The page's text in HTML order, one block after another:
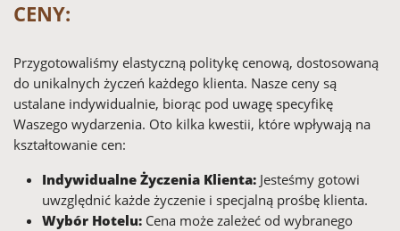
CENY:
Przygotowaliśmy elastyczną politykę cenową, dostosowaną
do unikalnych życzeń każdego klienta. Nasze ceny są
ustalane indywidualnie, biorąc pod uwagę specyfikę
Waszego wydarzenia. Oto kilka kwestii, które wpływają na
kształtowanie cen:
Indywidualne Życzenia Klienta: Jesteśmy gotowi
uwzględnić każde życzenie i specjalną prośbę klienta.
Wybór Hotelu: Cena może zależeć od wybranego